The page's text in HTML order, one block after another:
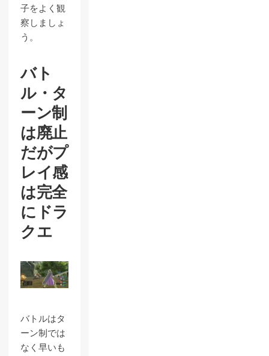
子をよく観
察しましょ
う。
バト
ル・タ
ーン制
は廃止
だがプ
レイ感
は完全
にドラ
クエ
バトルはタ
ーン制では
なく早いも